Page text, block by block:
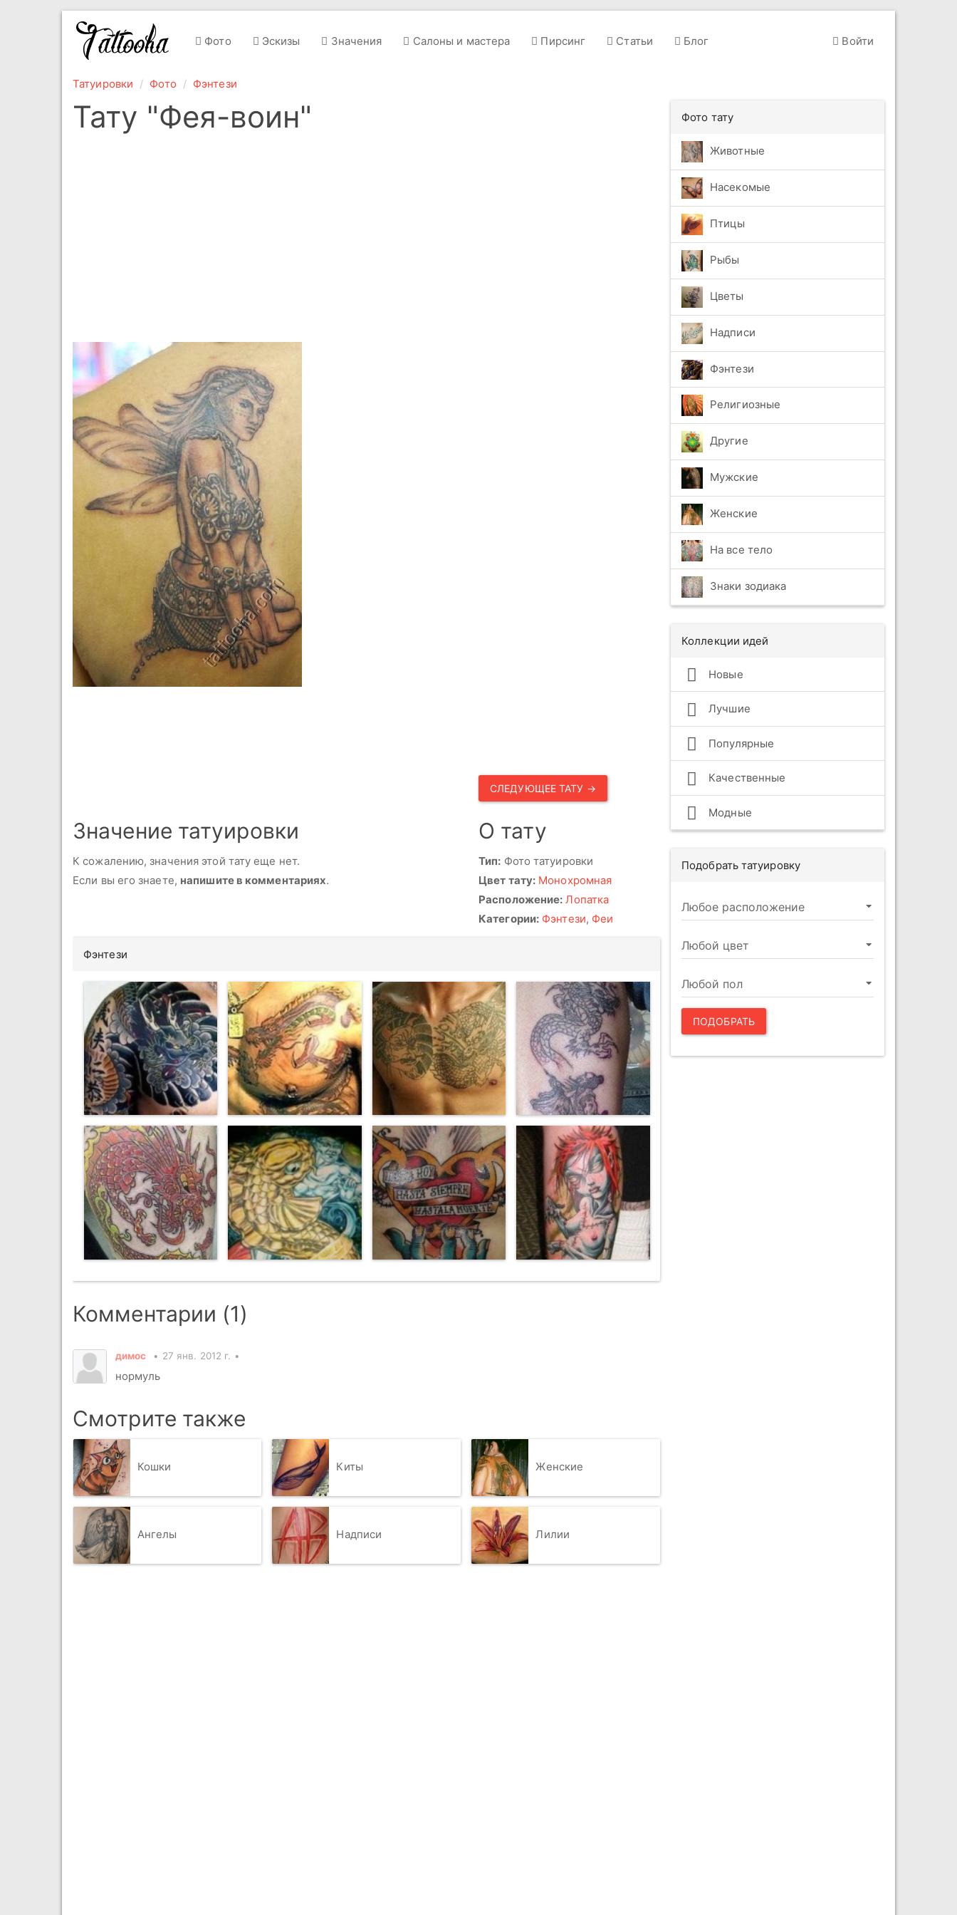
Фото Эскизы Значения Салоны и мастера Пирсинг Статьи Блог Войти
Татуировки Фото Фэнтези
Тату "Фея-воин"
СЛЕДУЮЩЕЕ ТАТУ →
Значение татуировки
К сожалению, значения этой тату еще нет.
Если вы его знаете, напишите в комментариях.
О тату
Тип: Фото татуировки
Цвет тату: Монохромная
Расположение: Лопатка
Категории: Фэнтези, Феи
Фэнтези
Комментарии (1)
димос 27 янв. 2012 г.
нормуль
Смотрите также
Кошки Киты Женские
Ангелы Надписи Лилии
Фото тату
Животные
Насекомые
Птицы
Рыбы
Цветы
Надписи
Фэнтези
Религиозные
Другие
Мужские
Женские
На все тело
Знаки зодиака
Коллекции идей
Новые
Лучшие
Популярные
Качественные
Модные
Подобрать татуировку
ПОДОБРАТЬ